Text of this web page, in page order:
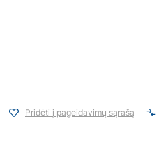
Pridėti į pageidavimų sąrašą